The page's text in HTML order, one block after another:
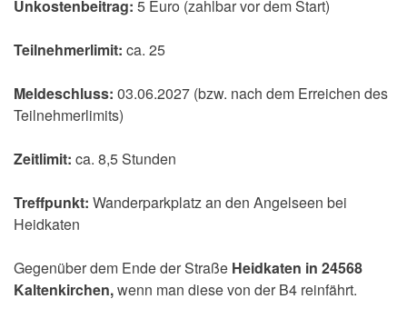
Unkostenbeitrag: 5 Euro (zahlbar vor dem Start)
Teilnehmerlimit: ca. 25
Meldeschluss: 03.06.2027 (bzw. nach dem Erreichen des
Teilnehmerlimits)
Zeitlimit: ca. 8,5 Stunden
Treffpunkt: Wanderparkplatz an den Angelseen bei
Heidkaten
Gegenüber dem Ende der Straße Heidkaten in 24568
Kaltenkirchen,wenn man diese von der B4 reinfährt.